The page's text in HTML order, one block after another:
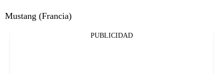
Mustang (Francia)
PUBLICIDAD